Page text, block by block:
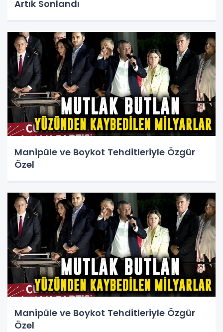
Artık Sonlandı
Manipüle ve Boykot Tehditleriyle Özgür
Özel
Manipüle ve Boykot Tehditleriyle Özgür
Özel